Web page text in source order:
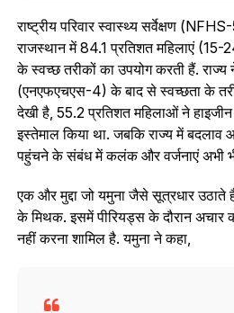
राष्ट्रीय परिवार स्वास्थ्य सर्वेक्षण
राजस्थान में 84.1 प्रतिशत महिलाएं (15-
के स्वच्छ तरीकों का उपयोग करती हैं.
(एनएफएचएस-4) के बाद से स्वच्छता के
देखी है, 55.2 प्रतिशत महिलाओं ने हाइजीन
इस्तेमाल किया था. जबकि राज्य में बदलाव
पहुंचने के संबंध में कलंक और वर्जनाएं अभी
एक और मुद्दा जो यमुना जैसे सूत्रधार
के मिथक. इसमें पीरियड्स के दौरान अचार
नहीं करना शामिल है. यमुना ने कहा,